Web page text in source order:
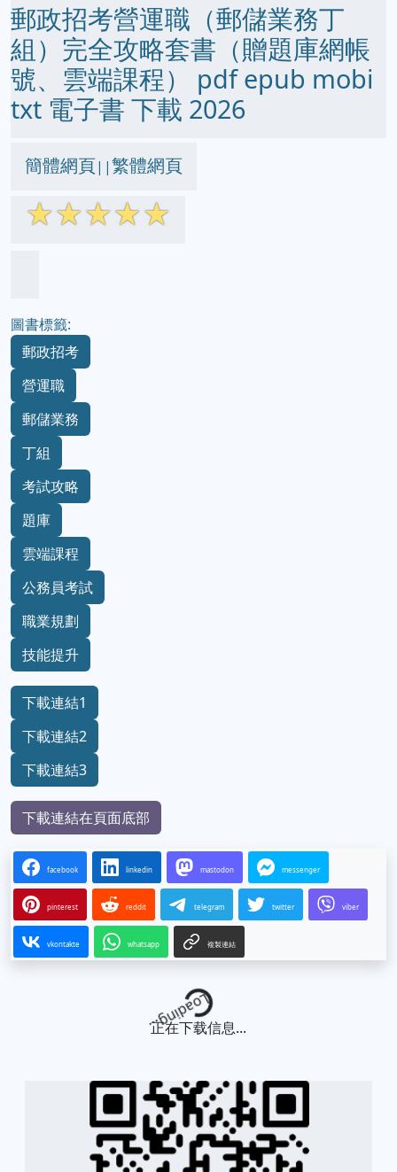
郵政招考營運職（郵儲業務丁
組）完全攻略套書（贈題庫網帳
號、雲端課程） pdf epub mobi
txt 電子書 下載 2026
簡體網頁||繁體網頁
☆☆☆☆☆
圖書標籤:
郵政招考
營運職
郵儲業務
丁組
考試攻略
題庫
雲端課程
公務員考試
職業規劃
技能提升
下載連結1
下載連結2
下載連結3
下載連結在頁面底部
facebook linkedin mastodon messenger
pinterest reddit telegram twitter viber
vkontakte whatsapp 複製連結
Loading...
正在下载信息...